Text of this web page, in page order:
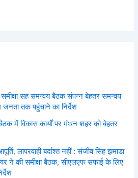
सह समन्वय बैठक संपन्न बेहतर समन्वय
तक पहुंचाने का निर्देश
में विकास कार्यों पर मंथन शहर को बेहतर
लापरवाही बर्दाश्त नहीं : संजीव सिंह झमाडा
ने की समीक्षा बैठक, सीएलएफ सफाई के लिए